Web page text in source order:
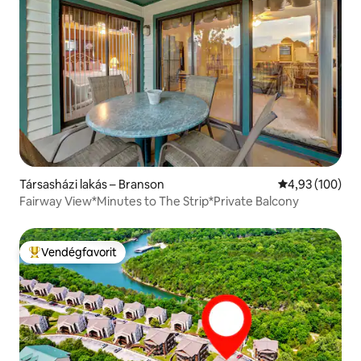
Társasházi lakás – Branson Átlagos
4,93 (100)
Fairway View*Minutes to The Strip*Private Balcony
Kiemelt vendégfavorit
Vendégfavorit